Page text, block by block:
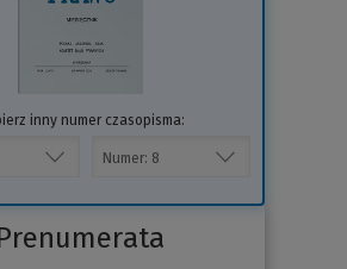
inny numer czasopisma: